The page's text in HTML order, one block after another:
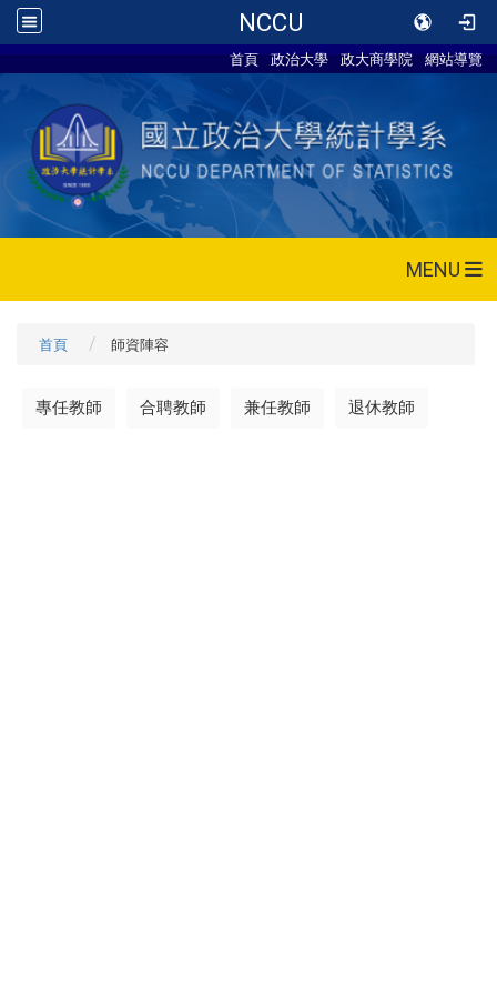
NCCU
首頁 政治大學 政大商學院 網站導覽
MENU
首頁 師資陣容
專任教師 合聘教師 兼任教師 退休教師